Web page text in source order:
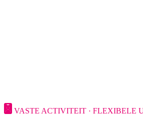
VASTE ACTIVITEIT · FLEXIBELE